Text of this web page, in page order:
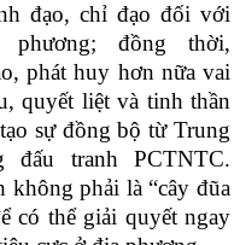
đạo, chỉ đạo đối với
đồng thời,
phát huy hơn nữa vai
quyết liệt và tinh thần
sự đồng bộ từ Trung
đấu tranh PCTNTC.
phải là “cây đũa
có thể giải quyết ngay